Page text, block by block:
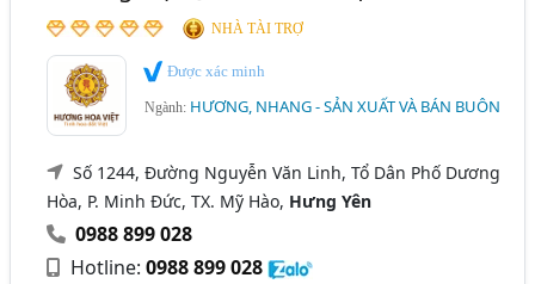
NHÀ TÀI TRỢ
Được xác minh
Ngành: HƯƠNG, NHANG - SẢN XUẤT VÀ BÁN BUÔN
Số 1244, Đường Nguyễn Văn Linh, Tổ Dân Phố Dương
Hòa, P. Minh Đức, TX. Mỹ Hào, Hưng Yên
0988 899 028
Hotline:0988 899 028